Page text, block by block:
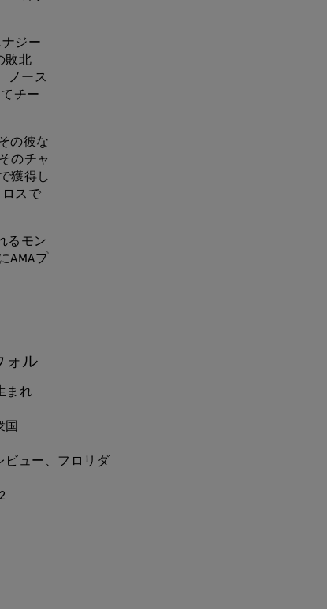
ジー
敗北
ノース
チー
の彼な
のチャ
獲得し
スで
るモン
AMAプ
ォル
まれ
国
ビュー、フロリダ